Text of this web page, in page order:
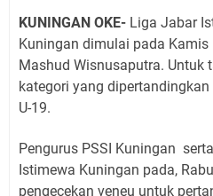
KUNINGAN OKE- Liga Jabar
Kuningan dimulai pada
Mashud Wisnusaputra. Untuk
kategori yang dipertandingkan
U-19.
Pengurus PSSI Kuningan
Istimewa Kuningan pada,
pengecekan veneu untuk